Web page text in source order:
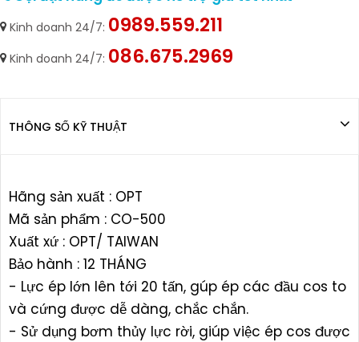
Kinh doanh 24/7: 0989.559.211
Kinh doanh 24/7: 086.675.2969
THÔNG SỐ KỸ THUẬT
Hãng sản xuất : OPT
Mã sản phẩm : CO-500
Xuất xứ : OPT/ TAIWAN
Bảo hành : 12 THÁNG
- Lực ép lớn lên tới 20 tấn, gúp ép các đầu cos to
và cứng được dễ dàng, chắc chắn.
- Sử dụng bơm thủy lực rời, giúp việc ép cos được